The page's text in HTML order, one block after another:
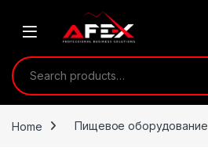
Search for:
Home Пищевое оборудование